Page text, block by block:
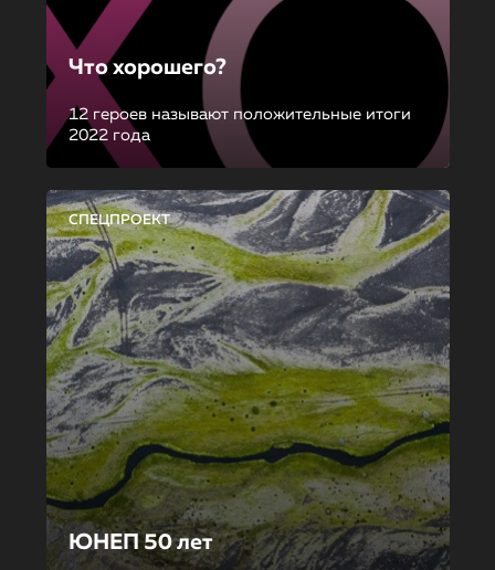
Что хорошего?
12 героев называют положительные итоги
2022 года
СПЕЦПРОЕКТ
ЮНЕП 50 лет